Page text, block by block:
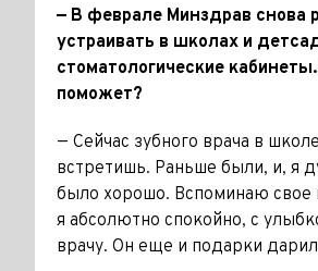
— В феврале Минздрав снова
устраивать в школах и
стоматологические
поможет?
— Сейчас зубного врача в
встретишь. Раньше были, и, я
было хорошо. Вспоминаю свое
я абсолютно спокойно, с
врачу. Он еще и подарки